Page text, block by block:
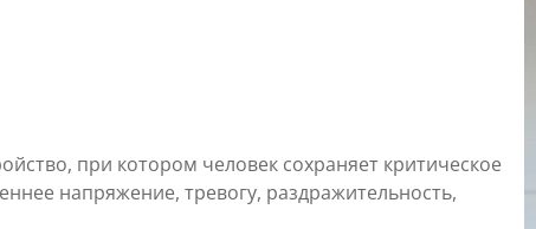
при котором человек сохраняет критическое
напряжение, тревогу, раздражительность,